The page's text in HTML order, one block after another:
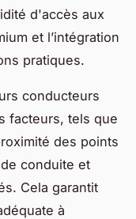
d'accès aux
et l’intégration
pratiques.
conducteurs
facteurs, tels que
des points
conduite et
Cela garantit
à